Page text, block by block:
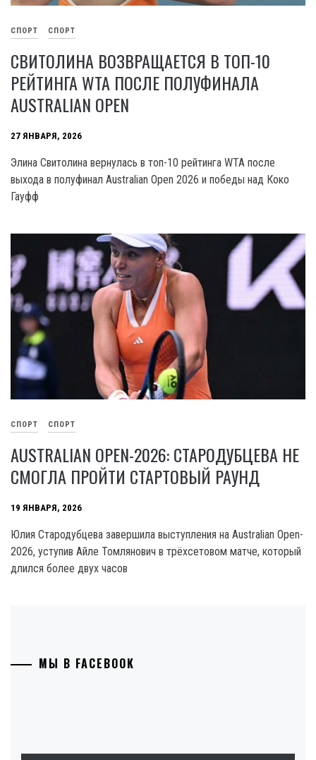
СПОРТ СПОРТ
СВИТОЛИНА ВОЗВРАЩАЕТСЯ В ТОП-10
РЕЙТИНГА WTA ПОСЛЕ ПОЛУФИНАЛА
AUSTRALIAN OPEN
27 ЯНВАРЯ, 2026
Элина Свитолина вернулась в топ-10 рейтинга WTA после
выхода в полуфинал Australian Open 2026 и победы над Коко
Гауфф
СПОРТ СПОРТ
AUSTRALIAN OPEN-2026: СТАРОДУБЦЕВА НЕ
СМОГЛА ПРОЙТИ СТАРТОВЫЙ РАУНД
19 ЯНВАРЯ, 2026
Юлия Стародубцева завершила выступления на Australian Open-
2026, уступив Айле Томлянович в трёхсетовом матче, который
длился более двух часов
МЫ В FACEBOOK